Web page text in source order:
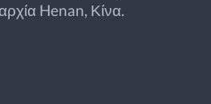
Henan, Κίνα.